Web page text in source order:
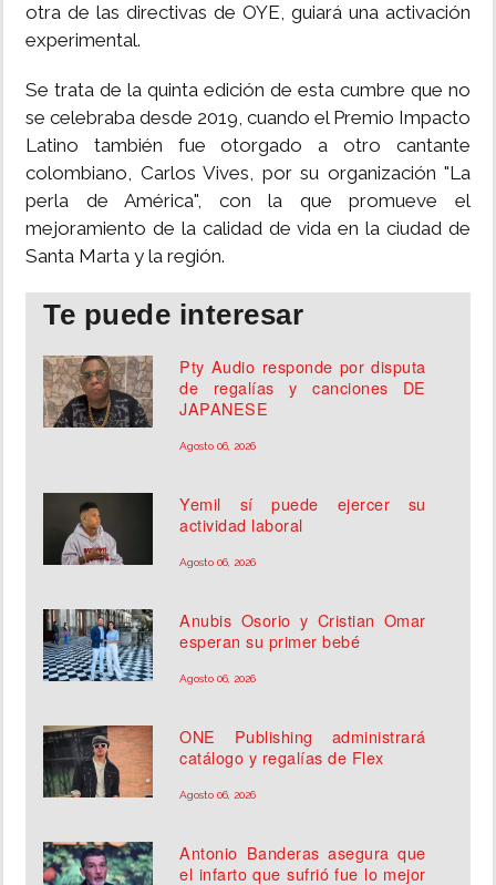
otra de las directivas de OYE, guiará una activación
experimental.
Se trata de la quinta edición de esta cumbre que no
se celebraba desde 2019, cuando el Premio Impacto
Latino también fue otorgado a otro cantante
colombiano, Carlos Vives, por su organización "La
perla de América", con la que promueve el
mejoramiento de la calidad de vida en la ciudad de
Santa Marta y la región.
Te puede interesar
Pty Audio responde por disputa
de regalías y canciones DE
JAPANESE
Agosto 06, 2026
Yemil sí puede ejercer su
actividad laboral
Agosto 06, 2026
Anubis Osorio y Cristian Omar
esperan su primer bebé
Agosto 06, 2026
ONE Publishing administrará
catálogo y regalías de Flex
Agosto 06, 2026
Antonio Banderas asegura que
el infarto que sufrió fue lo mejor